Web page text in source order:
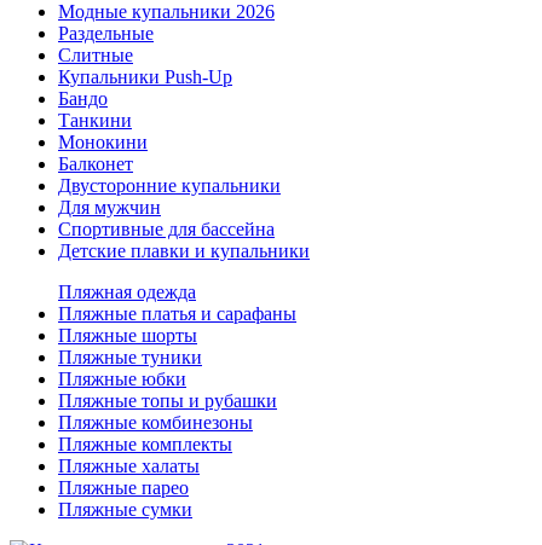
Модные купальники 2026
Раздельные
Слитные
Купальники Push-Up
Бандо
Танкини
Монокини
Балконет
Двусторонние купальники
Для мужчин
Спортивные для бассейна
Детские плавки и купальники
Пляжная одежда
Пляжные платья и сарафаны
Пляжные шорты
Пляжные туники
Пляжные юбки
Пляжные топы и рубашки
Пляжные комбинезоны
Пляжные комплекты
Пляжные халаты
Пляжные парео
Пляжные сумки